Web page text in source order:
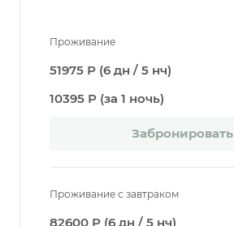
Проживание
51975 Р (6 дн / 5 нч)
10395 Р (за 1 ночь)
Забронировать
Проживание с завтраком
82600 Р (6 дн / 5 нч)